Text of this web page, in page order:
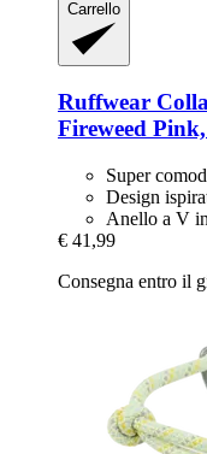
Carrello
Ruffwear
Fireweed
Super
Design
Anello a V
€ 41,99
Consegna entro il